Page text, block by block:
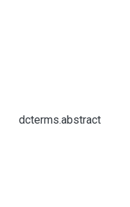
dcterms.abstract